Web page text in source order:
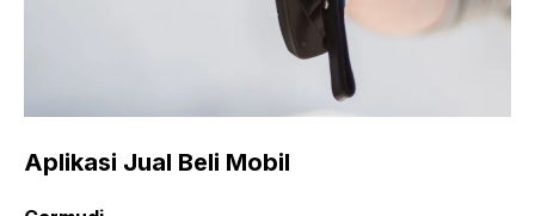
Aplikasi Jual Beli Mobil